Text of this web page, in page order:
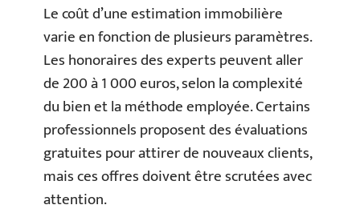
Le coût d’une estimation immobilière
varie en fonction de plusieurs paramètres.
Les honoraires des experts peuvent aller
de 200 à 1 000 euros, selon la complexité
du bien et la méthode employée. Certains
professionnels proposent des évaluations
gratuites pour attirer de nouveaux clients,
mais ces offres doivent être scrutées avec
attention.